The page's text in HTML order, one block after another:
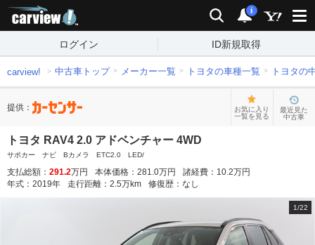
検索 通知
i
ログイン ID新規取得
carview! 中古車トップ メーカー一覧 トヨタの車種一覧 トヨタの
提供：
お気に入り
一覧を見る
最近見た
中古車
トヨタ RAV4 2.0 アドベンチャー 4WD
サポカー ナビ Bカメラ ETC2.0 LED/
支払総額： 291.2万円 本体価格： 281.0万円 諸経費： 10.2万円
年式： 2019年 走行距離： 2.5万km 修復歴： なし
1/22